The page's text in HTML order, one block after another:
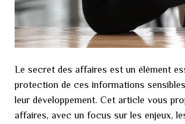
Le secret des affaires est un élément
protection de ces informations
leur développement. Cet article vous
affaires, avec un focus sur les enjeux,